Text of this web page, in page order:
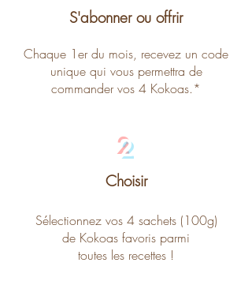
S'abonner ou offrir
Chaque 1er du mois, recevez un code
unique qui vous permettra de
commander vos 4 Kokoas.*
2
Choisir
Sélectionnez vos 4 sachets (100g)
de Kokoas favoris parmi
toutes les recettes !